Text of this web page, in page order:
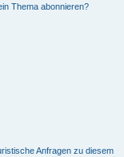
Thema abonnieren?
Anfragen zu diesem